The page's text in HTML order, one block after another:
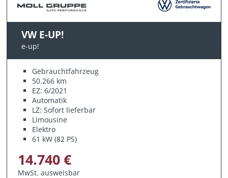
VW E-UP!
e-up!
Gebrauchtfahrzeug
50.266 km
EZ: 6/2021
Automatik
LZ: Sofort lieferbar
Limousine
Elektro
61 kW (82 PS)
14.740 €
MwSt. ausweisbar